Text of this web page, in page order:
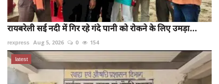
रायबरेली सई नदी में गिर रहे गंदे पानी को रोकने के लिए उमड़ा...
rexpress Aug 5, 2026 0 154
latest